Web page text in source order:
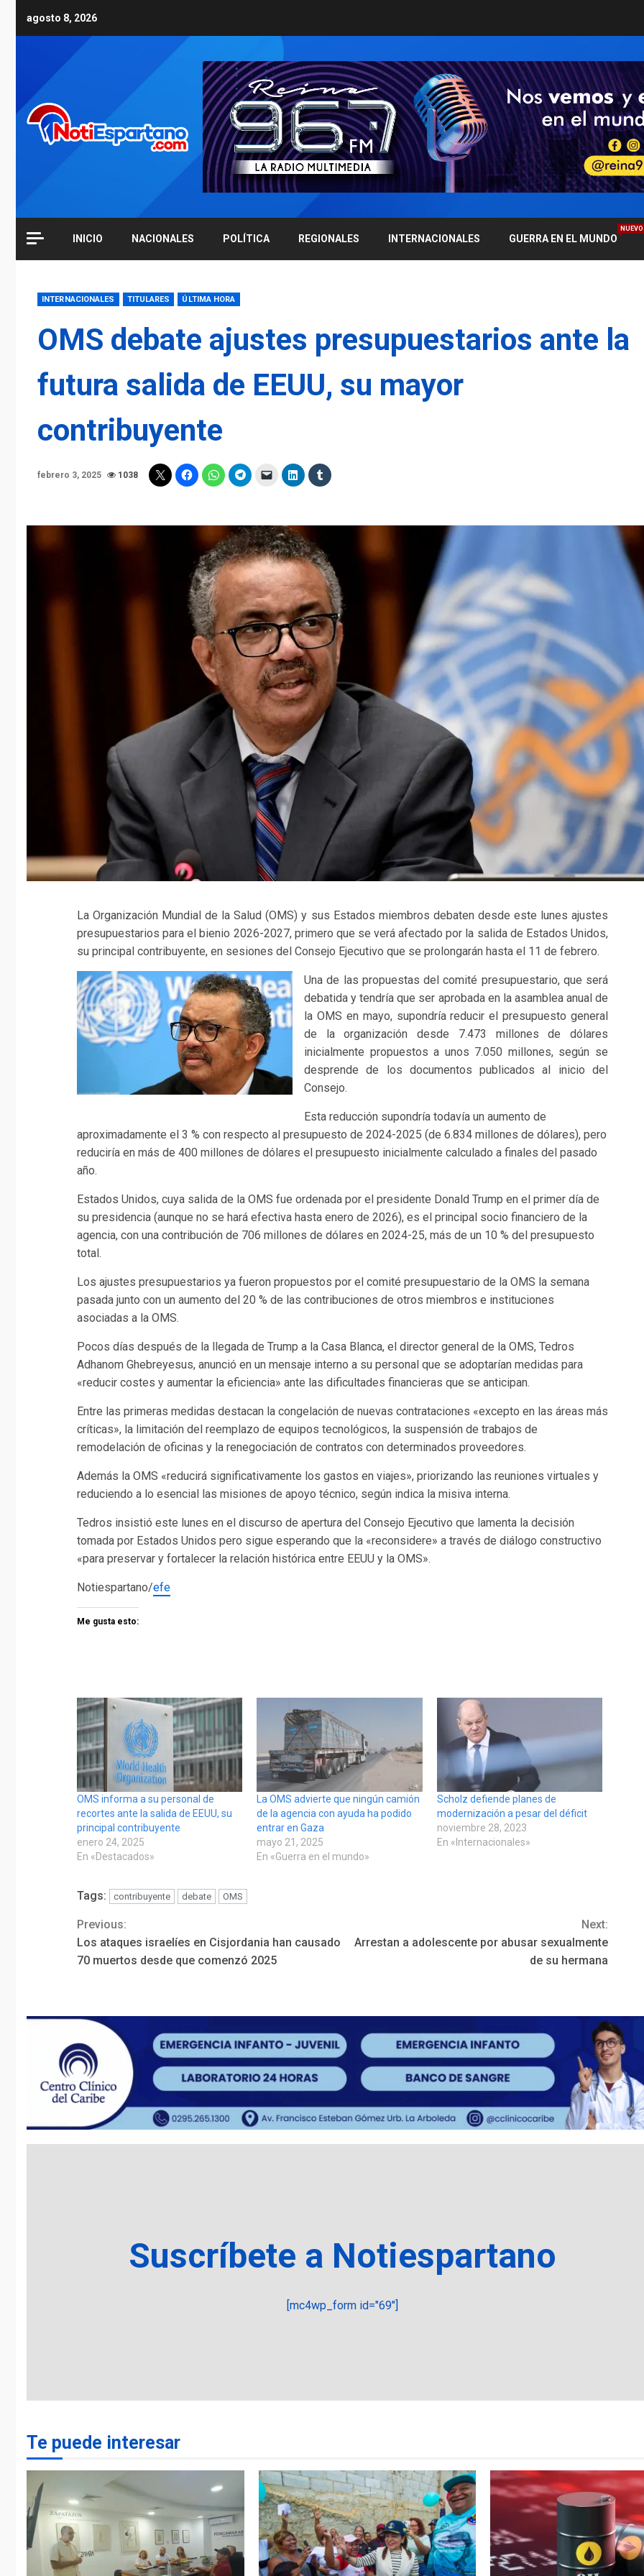
agosto 8, 2026
INICIO NACIONALES POLÍTICA REGIONALES INTERNACIONALES GUERRA EN EL MUNDO
NUEVO
INTERNACIONALES TITULARES ÚLTIMA HORA
OMS debate ajustes presupuestarios ante la
futura salida de EEUU, su mayor
contribuyente
febrero 3, 2025 1038
La Organización Mundial de la Salud (OMS) y sus Estados miembros debaten desde este lunes ajustes
presupuestarios para el bienio 2026-2027, primero que se verá afectado por la salida de Estados Unidos,
su principal contribuyente, en sesiones del Consejo Ejecutivo que se prolongarán hasta el 11 de febrero.
Una de las propuestas del comité presupuestario, que será
debatida y tendría que ser aprobada en la asamblea anual de
la OMS en mayo, supondría reducir el presupuesto general
de la organización desde 7.473 millones de dólares
inicialmente propuestos a unos 7.050 millones, según se
desprende de los documentos publicados al inicio del
Consejo.
Esta reducción supondría todavía un aumento de
aproximadamente el 3 % con respecto al presupuesto de 2024-2025 (de 6.834 millones de dólares), pero
reduciría en más de 400 millones de dólares el presupuesto inicialmente calculado a finales del pasado
año.
Estados Unidos, cuya salida de la OMS fue ordenada por el presidente Donald Trump en el primer día de
su presidencia (aunque no se hará efectiva hasta enero de 2026), es el principal socio financiero de la
agencia, con una contribución de 706 millones de dólares en 2024-25, más de un 10 % del presupuesto
total.
Los ajustes presupuestarios ya fueron propuestos por el comité presupuestario de la OMS la semana
pasada junto con un aumento del 20 % de las contribuciones de otros miembros e instituciones
asociadas a la OMS.
Pocos días después de la llegada de Trump a la Casa Blanca, el director general de la OMS, Tedros
Adhanom Ghebreyesus, anunció en un mensaje interno a su personal que se adoptarían medidas para
«reducir costes y aumentar la eficiencia» ante las dificultades financieras que se anticipan.
Entre las primeras medidas destacan la congelación de nuevas contrataciones «excepto en las áreas más
críticas», la limitación del reemplazo de equipos tecnológicos, la suspensión de trabajos de
remodelación de oficinas y la renegociación de contratos con determinados proveedores.
Además la OMS «reducirá significativamente los gastos en viajes», priorizando las reuniones virtuales y
reduciendo a lo esencial las misiones de apoyo técnico, según indica la misiva interna.
Tedros insistió este lunes en el discurso de apertura del Consejo Ejecutivo que lamenta la decisión
tomada por Estados Unidos pero sigue esperando que la «reconsidere» a través de diálogo constructivo
«para preservar y fortalecer la relación histórica entre EEUU y la OMS».
Notiespartano/efe
Me gusta esto:
OMS informa a su personal de
recortes ante la salida de EEUU, su
principal contribuyente
enero 24, 2025
En «Destacados»
La OMS advierte que ningún camión
de la agencia con ayuda ha podido
entrar en Gaza
mayo 21, 2025
En «Guerra en el mundo»
Scholz defiende planes de
modernización a pesar del déficit
noviembre 28, 2023
En «Internacionales»
Tags: contribuyente debate OMS
Continue
Reading
Previous:
Los ataques israelíes en Cisjordania han causado
70 muertos desde que comenzó 2025
Next:
Arrestan a adolescente por abusar sexualmente
de su hermana
Suscríbete a Notiespartano
[mc4wp_form id="69"]
Te puede interesar